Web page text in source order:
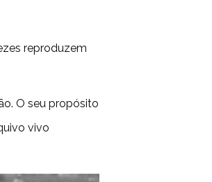
reproduzem
O seu propósito
vivo